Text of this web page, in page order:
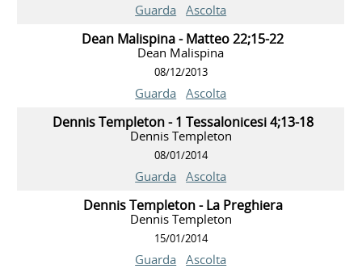
Guarda Ascolta
Dean Malispina - Matteo 22;15-22
Dean Malispina
08/12/2013
Guarda Ascolta
Dennis Templeton - 1 Tessalonicesi 4;13-18
Dennis Templeton
08/01/2014
Guarda Ascolta
Dennis Templeton - La Preghiera
Dennis Templeton
15/01/2014
Guarda Ascolta